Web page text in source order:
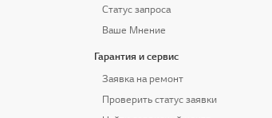
Статус запроса
Ваше Мнение
Гарантия и сервис
Заявка на ремонт
Проверить статус заявки